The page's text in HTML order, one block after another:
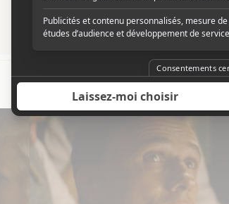
Les glandes lacrymales, même celles qui
réagissent au quart de tour, ne sécrètent
aucune larme. C'est un signe. Pas un bon. »
Lire la critique complète